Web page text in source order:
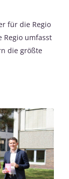
für die Regio
Regio umfasst
die größte